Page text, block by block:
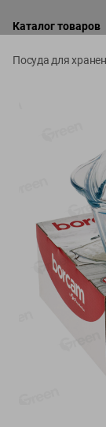
Каталог товаров
Специально для
Приложение
доставкой и
App
Store
+375 44 560-
Время работы
shop@green-
Посуда для